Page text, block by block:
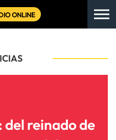
ONLINE
reinado de